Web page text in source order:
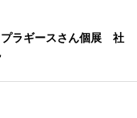
プラギースさん個展 社